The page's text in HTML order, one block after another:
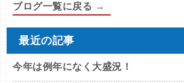
ブログ一覧に戻る →
最近の記事
今年は例年になく大盛況！